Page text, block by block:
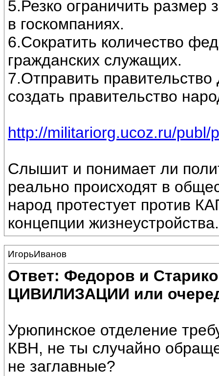
5.Резко ограничить размер
в госкомпаниях.
6.Сократить количество
гражданских служащих.
7.Отправить
создать правительство
http://militariorg.ucoz.ru/publ/
Слышит и понимает ли
реально происходят в
народ протестует против
концепции
ИгорьИванов
Ответ: Федоров и
ЦИВИЛИЗАЦИИ или
Урюпинское отделение
КВН, не ты случайно
не заглавные?